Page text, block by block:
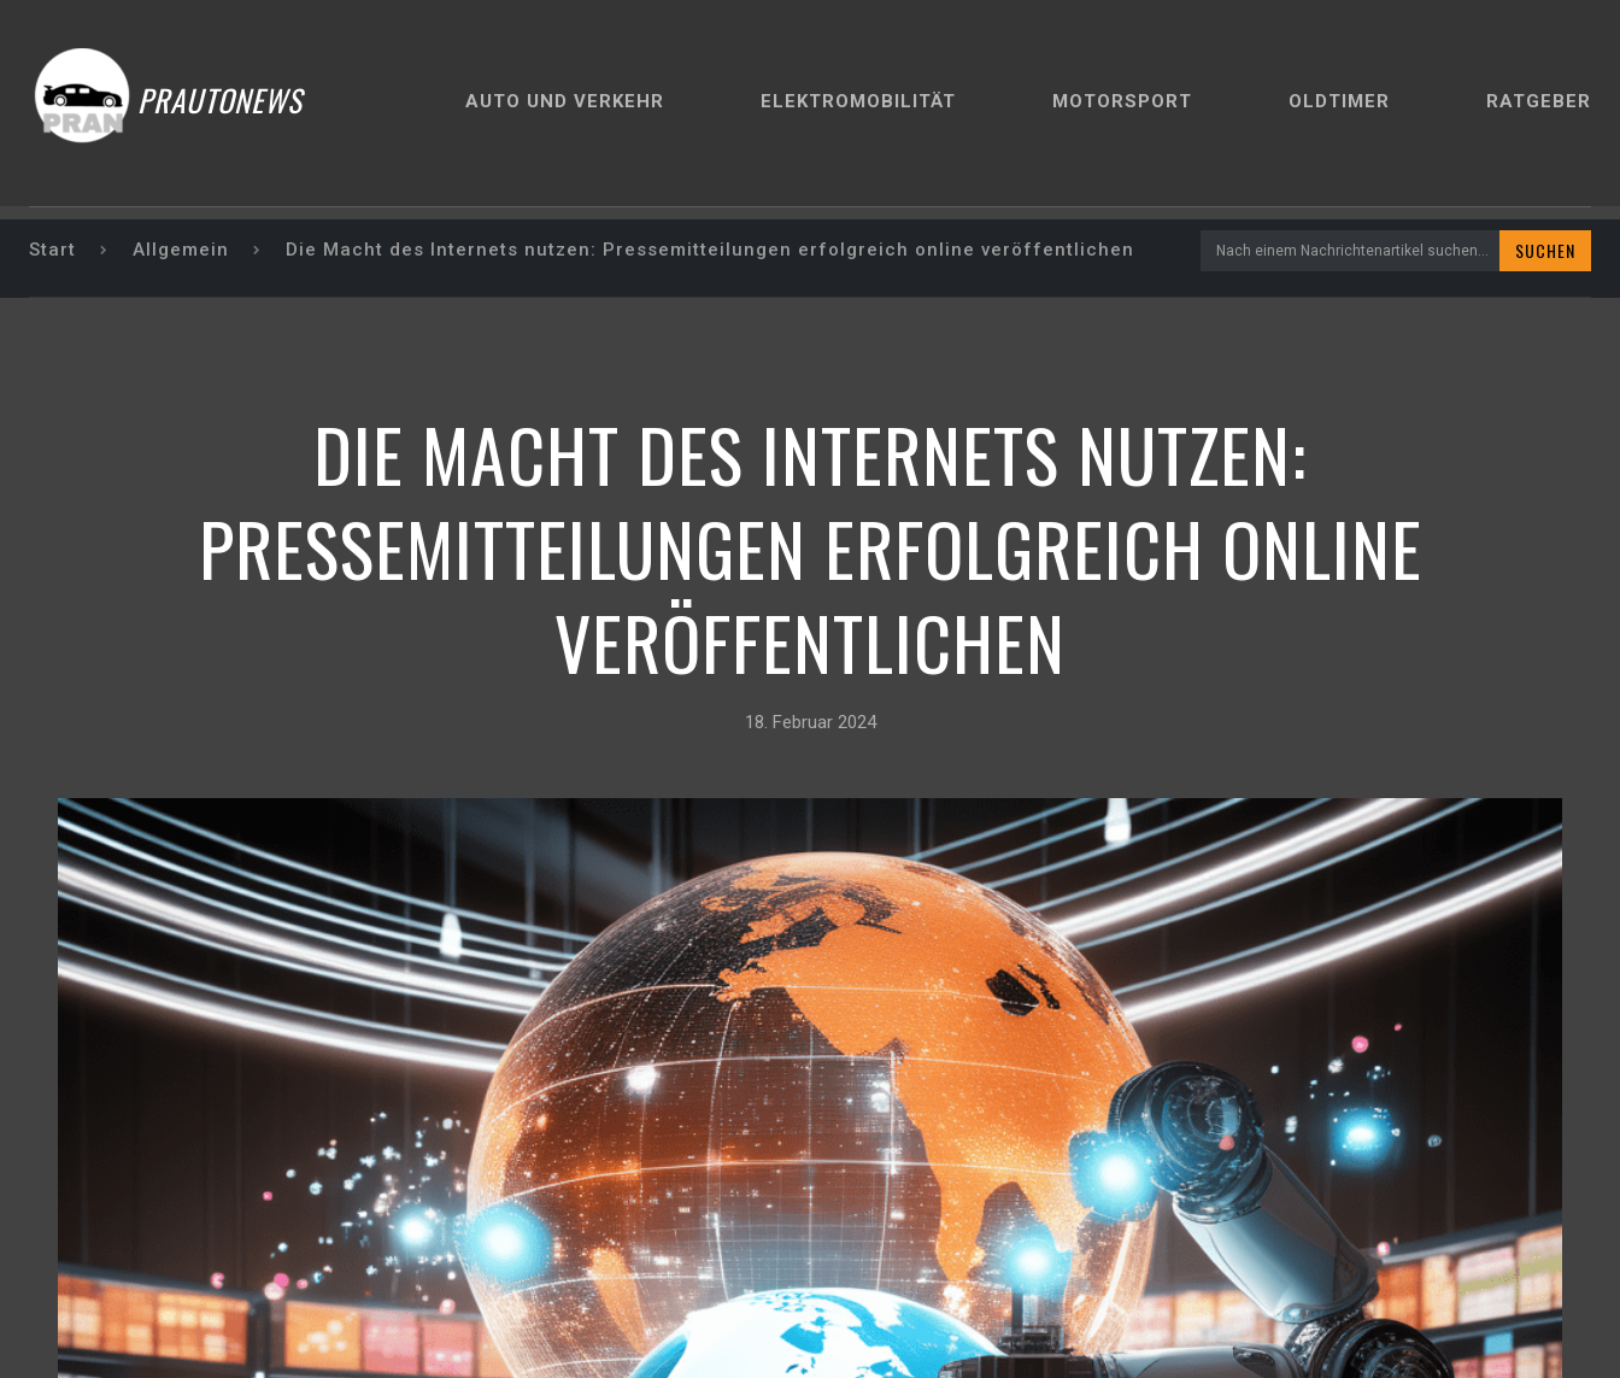
PRAUTONEWS AUTO UND VERKEHR ELEKTROMOBILITÄT MOTORSPORT OLDTIMER RATGEBER
Start Allgemein Die Macht des Internets nutzen: Pressemitteilungen erfolgreich online veröffentlichen Nach einem Nachrichtenartikel suchen... SUCHEN
DIE MACHT DES INTERNETS NUTZEN:
PRESSEMITTEILUNGEN ERFOLGREICH ONLINE
VERÖFFENTLICHEN
18. Februar 2024